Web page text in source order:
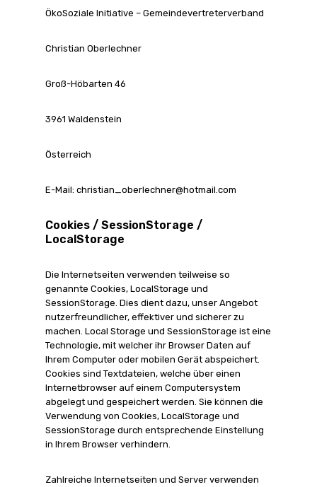
ÖkoSoziale Initiative – Gemeindevertreterverband
Christian Oberlechner
Groß-Höbarten 46
3961 Waldenstein
Österreich
E-Mail: christian_oberlechner@hotmail.com
Cookies / SessionStorage /
LocalStorage
Die Internetseiten verwenden teilweise so
genannte Cookies, LocalStorage und
SessionStorage. Dies dient dazu, unser Angebot
nutzerfreundlicher, effektiver und sicherer zu
machen. Local Storage und SessionStorage ist eine
Technologie, mit welcher ihr Browser Daten auf
Ihrem Computer oder mobilen Gerät abspeichert.
Cookies sind Textdateien, welche über einen
Internetbrowser auf einem Computersystem
abgelegt und gespeichert werden. Sie können die
Verwendung von Cookies, LocalStorage und
SessionStorage durch entsprechende Einstellung
in Ihrem Browser verhindern.
Zahlreiche Internetseiten und Server verwenden